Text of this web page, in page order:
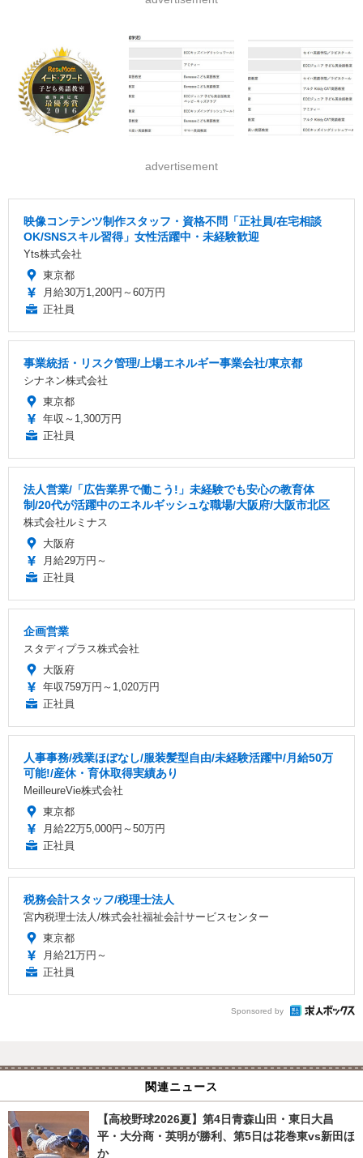
advertisement
映像コンテンツ制作スタッフ・資格不問「正社員/在宅相談
OK/SNSスキル習得」女性活躍中・未経験歓迎
Yts株式会社
東京都
月給30万1,200円～60万円
正社員
事業統括・リスク管理/上場エネルギー事業会社/東京都
シナネン株式会社
東京都
年収～1,300万円
正社員
法人営業/「広告業界で働こう!」未経験でも安心の教育体
制/20代が活躍中のエネルギッシュな職場/大阪府/大阪市北区
株式会社ルミナス
大阪府
月給29万円～
正社員
企画営業
スタディプラス株式会社
大阪府
年収759万円～1,020万円
正社員
人事事務/残業ほぼなし/服装髪型自由/未経験活躍中/月給50万
可能!/産休・育休取得実績あり
MeilleureVie株式会社
東京都
月給22万5,000円～50万円
正社員
税務会計スタッフ/税理士法人
宮内税理士法人/株式会社福祉会計サービスセンター
東京都
月給21万円～
正社員
Sponsored by
関連ニュース
【高校野球2026夏】第4日青森山田・東日大昌
平・大分商・英明が勝利、第5日は花巻東vs新田ほ
か